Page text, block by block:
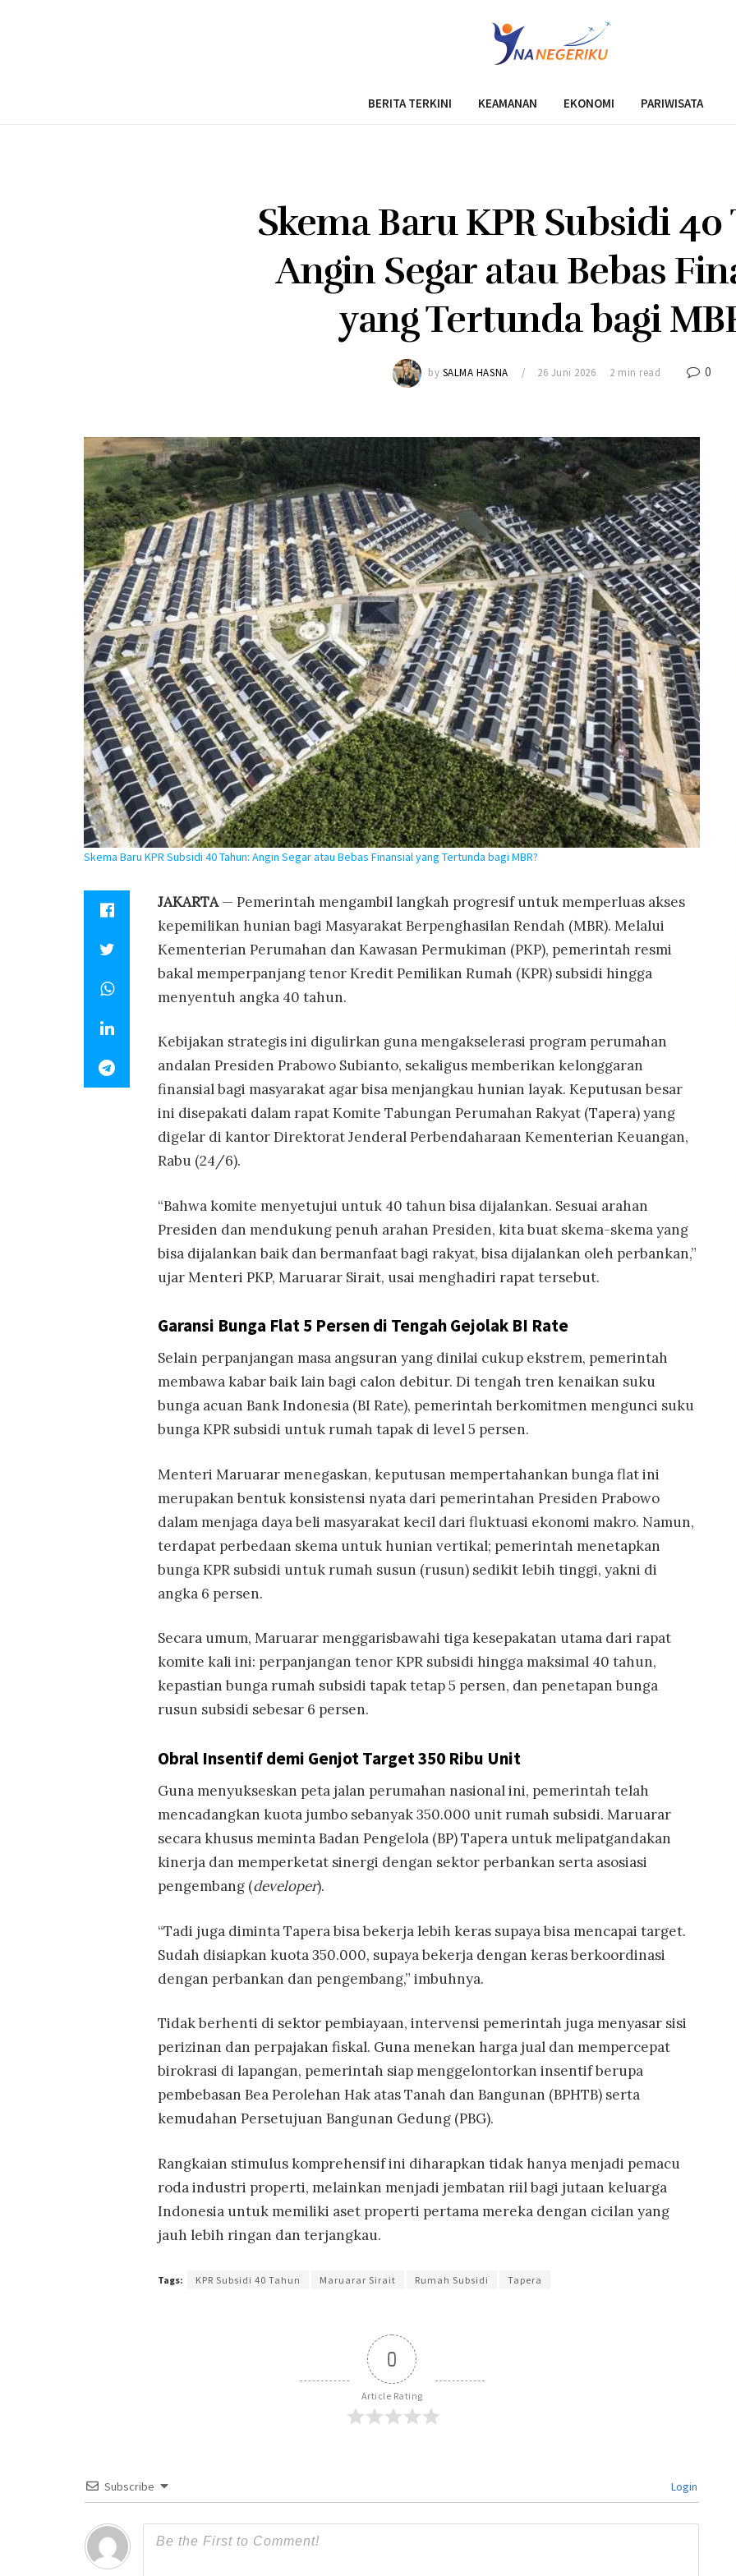
BERITA TERKINI KEAMANAN EKONOMI PARIWISATA
Skema Baru KPR Subsidi 40
Angin Segar atau Bebas
yang Tertunda bagi
by SALMA HASNA 26 Juni 2026 2 min read 0
Skema Baru KPR Subsidi 40 Tahun: Angin Segar atau Bebas Finansial yang Tertunda bagi MBR?
JAKARTA— Pemerintah mengambil langkah progresif untuk memperluas akses
kepemilikan hunian bagi Masyarakat Berpenghasilan Rendah (MBR). Melalui
Kementerian Perumahan dan Kawasan Permukiman (PKP), pemerintah resmi
bakal memperpanjang tenor Kredit Pemilikan Rumah (KPR) subsidi hingga
menyentuh angka 40 tahun.
Kebijakan strategis ini digulirkan guna mengakselerasi program perumahan
andalan Presiden Prabowo Subianto, sekaligus memberikan kelonggaran
finansial bagi masyarakat agar bisa menjangkau hunian layak. Keputusan besar
ini disepakati dalam rapat Komite Tabungan Perumahan Rakyat (Tapera) yang
digelar di kantor Direktorat Jenderal Perbendaharaan Kementerian Keuangan,
Rabu (24/6).
“Bahwa komite menyetujui untuk 40 tahun bisa dijalankan. Sesuai arahan
Presiden dan mendukung penuh arahan Presiden, kita buat skema-skema yang
bisa dijalankan baik dan bermanfaat bagi rakyat, bisa dijalankan oleh perbankan,”
ujar Menteri PKP, Maruarar Sirait, usai menghadiri rapat tersebut.
Garansi Bunga Flat 5 Persen di Tengah Gejolak BI Rate
Selain perpanjangan masa angsuran yang dinilai cukup ekstrem, pemerintah
membawa kabar baik lain bagi calon debitur. Di tengah tren kenaikan suku
bunga acuan Bank Indonesia (BI Rate), pemerintah berkomitmen mengunci suku
bunga KPR subsidi untuk rumah tapak di level 5 persen.
Menteri Maruarar menegaskan, keputusan mempertahankan bunga flat ini
merupakan bentuk konsistensi nyata dari pemerintahan Presiden Prabowo
dalam menjaga daya beli masyarakat kecil dari fluktuasi ekonomi makro. Namun,
terdapat perbedaan skema untuk hunian vertikal; pemerintah menetapkan
bunga KPR subsidi untuk rumah susun (rusun) sedikit lebih tinggi, yakni di
angka 6 persen.
Secara umum, Maruarar menggarisbawahi tiga kesepakatan utama dari rapat
komite kali ini: perpanjangan tenor KPR subsidi hingga maksimal 40 tahun,
kepastian bunga rumah subsidi tapak tetap 5 persen, dan penetapan bunga
rusun subsidi sebesar 6 persen.
Obral Insentif demi Genjot Target 350 Ribu Unit
Guna menyukseskan peta jalan perumahan nasional ini, pemerintah telah
mencadangkan kuota jumbo sebanyak 350.000 unit rumah subsidi. Maruarar
secara khusus meminta Badan Pengelola (BP) Tapera untuk melipatgandakan
kinerja dan memperketat sinergi dengan sektor perbankan serta asosiasi
pengembang (developer).
“Tadi juga diminta Tapera bisa bekerja lebih keras supaya bisa mencapai target.
Sudah disiapkan kuota 350.000, supaya bekerja dengan keras berkoordinasi
dengan perbankan dan pengembang,” imbuhnya.
Tidak berhenti di sektor pembiayaan, intervensi pemerintah juga menyasar sisi
perizinan dan perpajakan fiskal. Guna menekan harga jual dan mempercepat
birokrasi di lapangan, pemerintah siap menggelontorkan insentif berupa
pembebasan Bea Perolehan Hak atas Tanah dan Bangunan (BPHTB) serta
kemudahan Persetujuan Bangunan Gedung (PBG).
Rangkaian stimulus komprehensif ini diharapkan tidak hanya menjadi pemacu
roda industri properti, melainkan menjadi jembatan riil bagi jutaan keluarga
Indonesia untuk memiliki aset properti pertama mereka dengan cicilan yang
jauh lebih ringan dan terjangkau.
Tags: KPR Subsidi 40 Tahun Maruarar Sirait Rumah Subsidi Tapera
0
Article Rating
Subscribe Login